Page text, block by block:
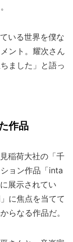
いる世界を僕な
ント。耀次さん
ました」と語っ
作品
稲荷大社の「千
ョン作品「inta
展示されてい
に焦点を当てて
らなる作品だ。